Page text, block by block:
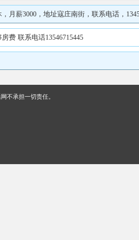
月薪3000，地址寇庄南街，联系电话，
费 联系电话13546715445
不承担一切责任。